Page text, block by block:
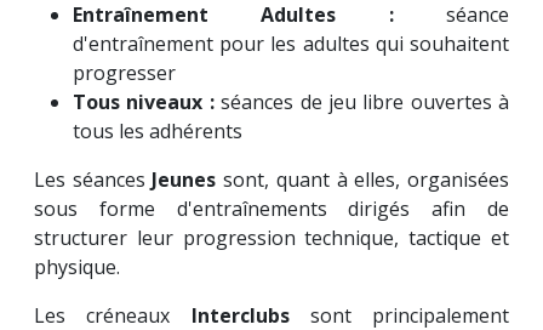
Entraînement Adultes :séance
d'entraînement pour les adultes qui souhaitent
progresser
Tous niveaux :séances de jeu libre ouvertes à
tous les adhérents
Les séances Jeunes sont, quant à elles, organisées
sous forme d'entraînements dirigés afin de
structurer leur progression technique, tactique et
physique.
Les créneaux Interclubssont principalement